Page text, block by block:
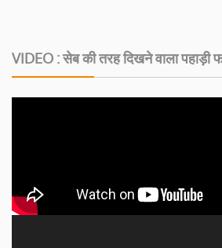
VIDEO : सेब की तरह दिखने वाला पहाड़ी